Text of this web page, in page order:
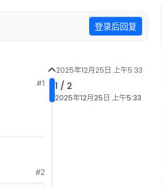
登录后回复
#1
#2
2025年12月25日 上午5:33
1 / 2
2025年12月25日 上午5:33